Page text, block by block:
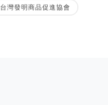
台灣發明商品促進協會